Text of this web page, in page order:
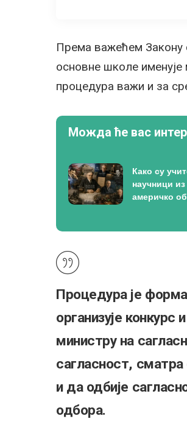
Према важећем Закону
основне школе именује
процедура важи и за
Можда ће вас
Како су
научници
америчко
Процедура је
организује
министру на
сагласност,
и да одбије
одбора.